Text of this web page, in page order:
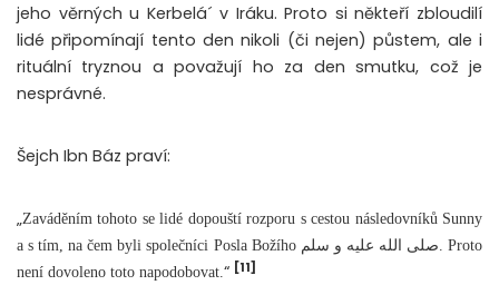
jeho věrných u Kerbelá´ v Iráku. Proto si někteří zbloudilí
lidé připomínají tento den nikoli (či nejen) půstem, ale i
rituální tryznou a považují ho za den smutku, což je
nesprávné.
Šejch Ibn Báz praví:
„Zaváděním tohoto se lidé dopouští rozporu s cestou následovníků Sunny
a s tím, na čem byli společníci Posla Božího صلى الله عليه و سلم. Proto
není dovoleno toto napodobovat. “ [11]